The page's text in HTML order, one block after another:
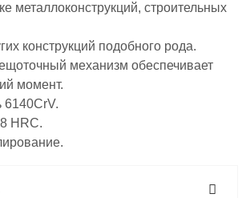
металлоконструкций, строительных
конструкций подобного рода.
механизм обеспечивает
момент.
6140CrV.
HRC.